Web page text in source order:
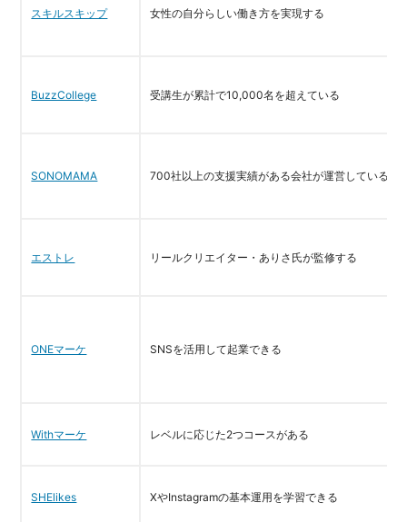
スキルスキップ 女性の自分らしい働き方を実現する
BuzzCollege 受講生が累計で10,000名を超えている
SONOMAMA 700社以上の支援実績がある会社が運営している
エストレ リールクリエイター・ありさ氏が監修する
ONEマーケ SNSを活用して起業できる
Withマーケ レベルに応じた2つコースがある
SHElikes XやInstagramの基本運用を学習できる